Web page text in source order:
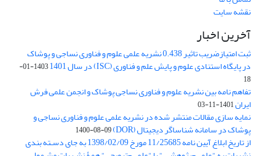
نقشه سایت
آخرین اخبار
ثبت امتیازضریب تاثیر 0.438 نشریه علمی علوم و فناوری نساجی و پوشاک
در پایگاه استنادی علوم و پایش علم و فناوری (ISC) در سال 1401
1403-01-
18
تفاهم نامه بین نشریه علوم و فناوری نساجی پوشاک و انجمن علمی فرش
ایران1401-11-03
نمایه سازی مقالات منتشر شده در نشریه علمی علوم و فناوری نساجی و
پوشاک در سامانه شناساگر دیجیتال (DOR) 1400-08-09
از تاریخ ابلاغ آیین نامه 11/25685 مورخ 1398/02/09 به جای دسـته بندی